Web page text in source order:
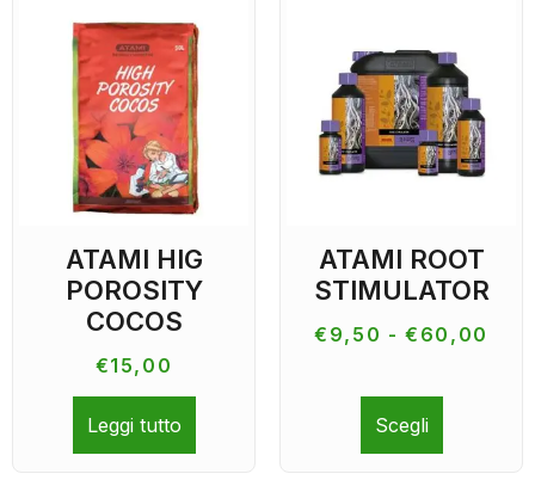
ATAMI HIG
POROSITY
COCOS
€15,00
Leggi tutto
ATAMI ROOT
STIMULATOR
€ 9,50 - € 60,00
Scegli